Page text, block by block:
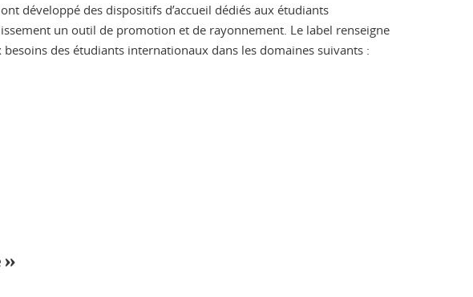
développé des dispositifs d’accueil dédiés aux étudiants
un outil de promotion et de rayonnement. Le label renseigne
des étudiants internationaux dans les domaines suivants :
»